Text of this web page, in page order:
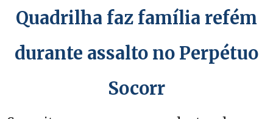
Quadrilha faz família refém
durante assalto no Perpétuo
Socorr